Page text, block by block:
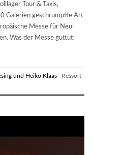
Tour & Taxis,
Galerien geschrumpfte Art
Messe für Neu-
Was der Messe guttut:
und Heiko Klaas Ressort